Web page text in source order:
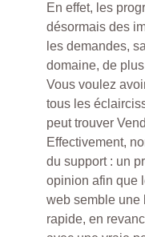
En effet, les
désormais des
les demandes,
domaine, de
Vous voulez
tous les
peut trouver
Effectivement,
du support : un
opinion afin que
web semble une
rapide, en